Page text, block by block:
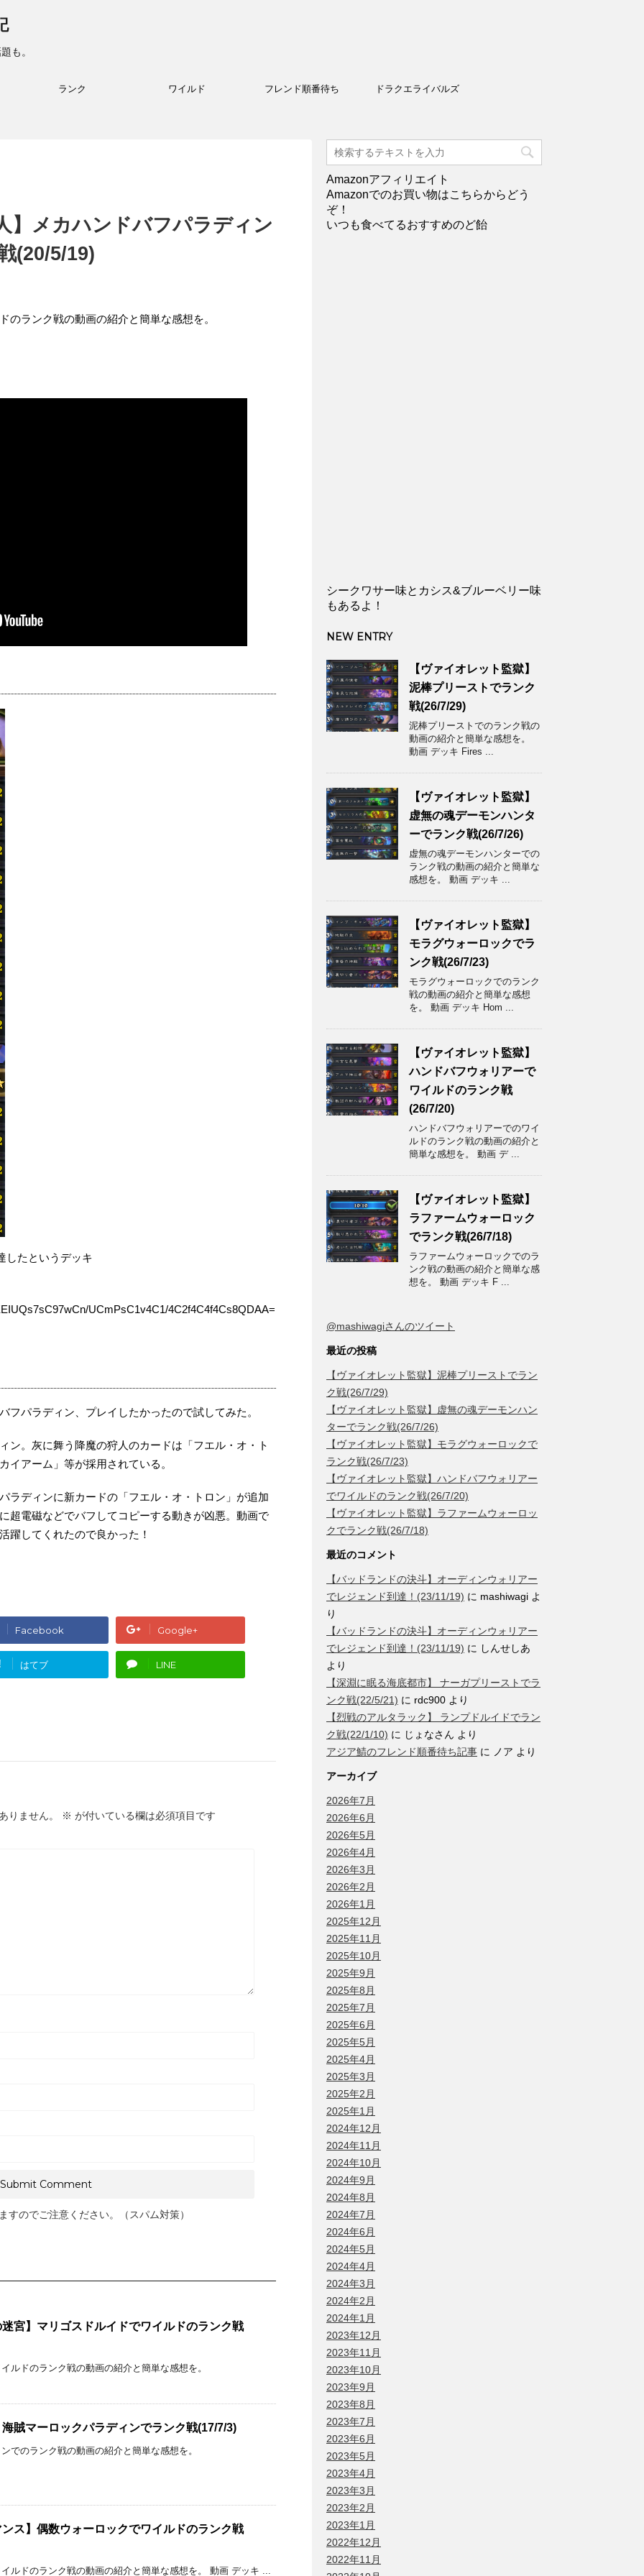
も。
ランク ワイルド フレンド順番待ち ドラクエライバルズ
】メカハンドバフパラディン
(20/5/19)
のランク戦の動画の紹介と簡単な感想を。
したというデッキ
UCmPsC1v4C1/4C2f4C4f4Cs8QDAA=
フパラディン、プレイしたかったので試してみた。
ン。灰に舞う降魔の狩人のカードは「フエル・オ・ト
イアーム」等が採用されている。
ラディンに新カードの「フエル・オ・トロン」が追加
超電磁などでバフしてコピーする動きが凶悪。動画で
躍してくれたので良かった！
Facebook Google+
はてブ LINE
りません。 ※ が付いている欄は必須項目です
すのでご注意ください。（スパム対策）
宮】マリゴスドルイドでワイルドのランク戦
ルドのランク戦の動画の紹介と簡単な感想を。
賊マーロックパラディンでランク戦(17/7/3)
でのランク戦の動画の紹介と簡単な感想を。
ス】偶数ウォーロックでワイルドのランク戦
ルドのランク戦の動画の紹介と簡単な感想を。 動画 デッキ ...
Amazonアフィリエイト
Amazonでのお買い物はこちらからどう
ぞ！
いつも食べてるおすすめのど飴
シークワサー味とカシス&ブルーベリー味
もあるよ！
NEW ENTRY
【ヴァイオレット監獄】
泥棒プリーストでランク
戦(26/7/29)
泥棒プリーストでのランク戦の
動画の紹介と簡単な感想を。
動画 デッキ Fires ...
【ヴァイオレット監獄】
虚無の魂デーモンハンタ
ーでランク戦(26/7/26)
虚無の魂デーモンハンターでの
ランク戦の動画の紹介と簡単な
感想を。 動画 デッキ ...
【ヴァイオレット監獄】
モラグウォーロックでラ
ンク戦(26/7/23)
モラグウォーロックでのランク
戦の動画の紹介と簡単な感想
を。 動画 デッキ Hom ...
【ヴァイオレット監獄】
ハンドバフウォリアーで
ワイルドのランク戦
(26/7/20)
ハンドバフウォリアーでのワイ
ルドのランク戦の動画の紹介と
簡単な感想を。 動画 デ ...
【ヴァイオレット監獄】
ラファームウォーロック
でランク戦(26/7/18)
ラファームウォーロックでのラ
ンク戦の動画の紹介と簡単な感
想を。 動画 デッキ F ...
@mashiwagiさんのツイート
最近の投稿
【ヴァイオレット監獄】泥棒プリーストでラン
ク戦(26/7/29)
【ヴァイオレット監獄】虚無の魂デーモンハン
ターでランク戦(26/7/26)
【ヴァイオレット監獄】モラグウォーロックで
ランク戦(26/7/23)
【ヴァイオレット監獄】ハンドバフウォリアー
でワイルドのランク戦(26/7/20)
【ヴァイオレット監獄】ラファームウォーロッ
クでランク戦(26/7/18)
最近のコメント
【バッドランドの決斗】オーディンウォリアー
でレジェンド到達！(23/11/19) に mashiwagi よ
り
【バッドランドの決斗】オーディンウォリアー
でレジェンド到達！(23/11/19) に しんせしあ
より
【深淵に眠る海底都市】 ナーガプリーストでラ
ンク戦(22/5/21) に rdc900 より
【烈戦のアルタラック】 ランプドルイドでラン
ク戦(22/1/10) に じょなさん より
アジア鯖のフレンド順番待ち記事 に ノア より
アーカイブ
2026年7月
2026年6月
2026年5月
2026年4月
2026年3月
2026年2月
2026年1月
2025年12月
2025年11月
2025年10月
2025年9月
2025年8月
2025年7月
2025年6月
2025年5月
2025年4月
2025年3月
2025年2月
2025年1月
2024年12月
2024年11月
2024年10月
2024年9月
2024年8月
2024年7月
2024年6月
2024年5月
2024年4月
2024年3月
2024年2月
2024年1月
2023年12月
2023年11月
2023年10月
2023年9月
2023年8月
2023年7月
2023年6月
2023年5月
2023年4月
2023年3月
2023年2月
2023年1月
2022年12月
2022年11月